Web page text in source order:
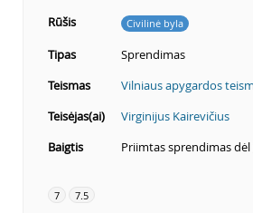
Rūšis
Civilinė byla
Tipas
Sprendimas
Teismas
Vilniaus apygardos
Teisėjas(ai)
Virginijus Kairevičius
Baigtis
Priimtas sprendimas
7 7.5